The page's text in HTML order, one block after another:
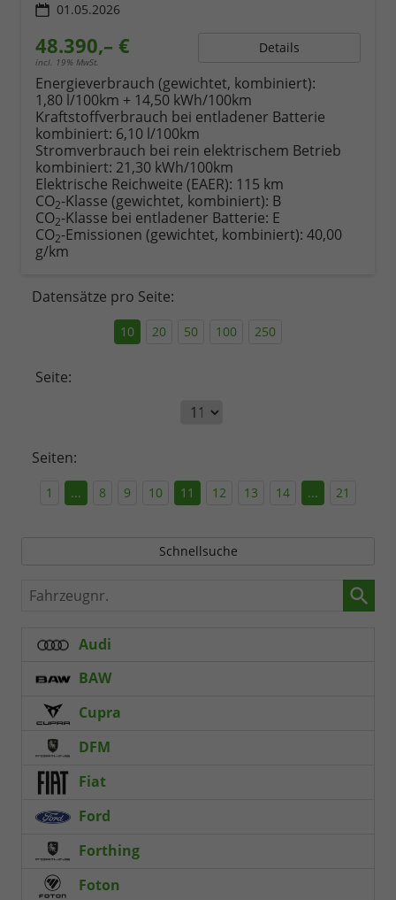
01.05.2026
48.390,– €
incl. 19% MwSt.
Details
Energieverbrauch (gewichtet, kombiniert):
1,80 l/100km + 14,50 kWh/100km
Kraftstoffverbrauch bei entladener Batterie
kombiniert: 6,10 l/100km
Stromverbrauch bei rein elektrischem Betrieb
kombiniert: 21,30 kWh/100km
Elektrische Reichweite (EAER): 115 km
CO2-Klasse (gewichtet, kombiniert): B
CO2-Klasse bei entladener Batterie: E
CO2-Emissionen (gewichtet, kombiniert): 40,00
g/km
Datensätze pro Seite:
10 20 50 100 250
Seite:
Seiten:
1 ... 8 9 10 11 12 13 14 ... 21
Schnellsuche
Fahrzeugnr.
Audi
BAW
Cupra
DFM
Fiat
Ford
Forthing
Foton